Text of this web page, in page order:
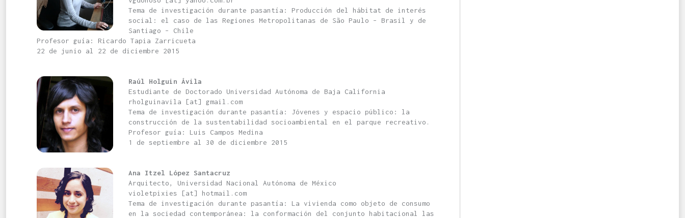
Tema de investigación durante pasantía: Producción del hábitat de interés
social: el caso de las Regiones Metropolitanas de São Paulo – Brasil y de
Santiago – Chile
Profesor guía: Ricardo Tapia Zarricueta
22 de junio al 22 de diciembre 2015
Raúl Holguin Ávila
Estudiante de Doctorado Universidad Autónoma de Baja California
rholguinavila [at] gmail.com
Tema de investigación durante pasantía: Jóvenes y espacio público: la
construcción de la sustentabilidad socioambiental en el parque recreativo.
Profesor guía: Luis Campos Medina
1 de septiembre al 30 de diciembre 2015
Ana Itzel López Santacruz
Arquitecto, Universidad Nacional Autónoma de México
violetpixies [at] hotmail.com
Tema de investigación durante pasantía: La vivienda como objeto de consumo
en la sociedad contemporánea: la conformación del conjunto habitacional las